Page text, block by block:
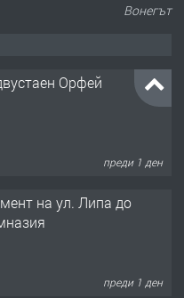
Вонегът
Орфей
преди 1 ден
на ул. Липа до
преди 1 ден